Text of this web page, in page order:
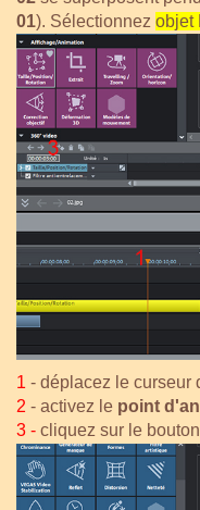
01). Sélectionnez objet
1 - déplacez le curseur
2 - activez le point
3 - cliquez sur le bouton